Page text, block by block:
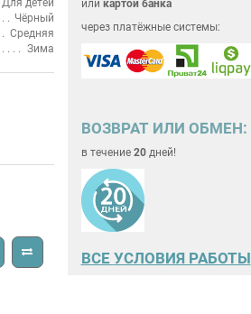
Для детей
Чёрный
Средняя
Зима
или картой банка
через платёжные системы:
ВОЗВРАТ ИЛИ ОБМЕН:
в течение 20дней!
ВСЕ УСЛОВИЯ РАБОТЫ